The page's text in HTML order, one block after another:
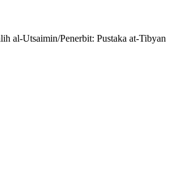
al-Utsaimin/Penerbit: Pustaka at-Tibyan